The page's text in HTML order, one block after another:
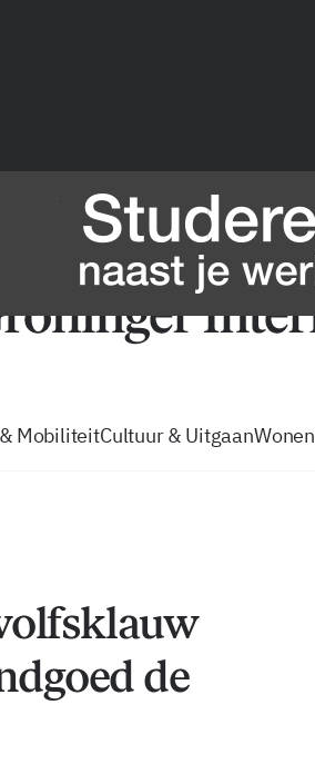
zo volg je de GIC
MobiliteitCultuur & UitgaanWonen
de